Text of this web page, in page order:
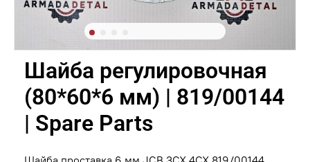
Шайба регулировочная
(80*60*6 мм) | 819/00144
| Spare Parts